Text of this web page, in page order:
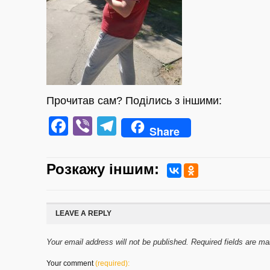
Прочитав сам? Поділись з іншими:
Facebook
ViberTelegram
Share
Розкажу iншим:
LEAVE A REPLY
Your email address will not be published. Required fields are
Your comment(required):